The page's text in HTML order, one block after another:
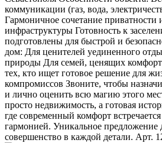
коммуникации (газ, вода,
Гармоничное сочетание приватности
инфраструктуры Готовность к
подготовлены для быстрой и
дом: Для ценителей уединенного
природы Для семей, ценящих комфорт
тех, кто ищет готовое решение для
компромиссов Звоните, чтобы
и лично оценить всю магию этого
просто недвижимость, а готовая
где современный комфорт
гармонией. Уникальное предложение
совершенство в каждой детали. Арт.